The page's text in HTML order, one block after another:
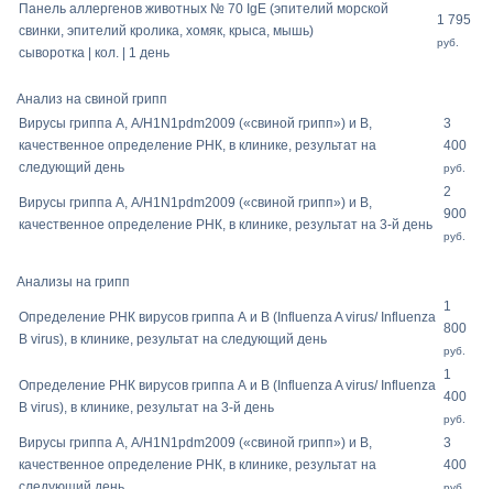
Панель аллергенов животных № 70 IgE (эпителий морской
свинки, эпителий кролика, хомяк, крыса, мышь)
сыворотка | кол. | 1 день
1 795
руб.
Анализ на свиной грипп
Вирусы гриппа А, A/H1N1pdm2009 («свиной грипп») и В,
качественное определение РНК, в клинике, результат на
следующий день
3
400
руб.
Вирусы гриппа А, A/H1N1pdm2009 («свиной грипп») и В,
качественное определение РНК, в клинике, результат на 3-й день
2
900
руб.
Анализы на грипп
Определение РНК вирусов гриппа А и В (Influenza A virus/ Influenza
В virus), в клинике, результат на следующий день
1
800
руб.
Определение РНК вирусов гриппа А и В (Influenza A virus/ Influenza
В virus), в клинике, результат на 3-й день
1
400
руб.
Вирусы гриппа А, A/H1N1pdm2009 («свиной грипп») и В,
качественное определение РНК, в клинике, результат на
3
400